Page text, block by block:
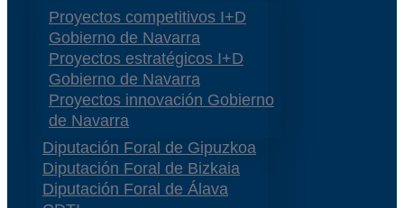
Proyectos competitivos I+D
Gobierno de Navarra
Proyectos estratégicos I+D
Gobierno de Navarra
Proyectos innovación Gobierno
de Navarra
Diputación Foral de Gipuzkoa
Diputación Foral de Bizkaia
Diputación Foral de Álava